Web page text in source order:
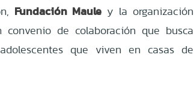
Fundación Maule y la organización
convenio de colaboración que busca
que viven en casas de